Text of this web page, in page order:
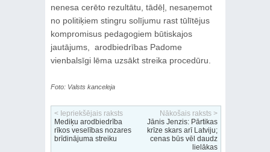
nenesa cerēto rezultātu, tādēļ, nesaņemot
no politiķiem stingru solījumu rast tūlītējus
kompromisus pedagogiem būtiskajos
jautājums, arodbiedrības Padome
vienbalsīgi lēma uzsākt streika procedūru.
Foto: Valsts kanceleja
< Iepriekšējais raksts
Mediķu arodbiedrība
rīkos veselības nozares
brīdinājuma streiku
Nākošais raksts >
Jānis Jenzis: Pārtikas
krīze skars arī Latviju;
cenas būs vēl daudz
lielākas